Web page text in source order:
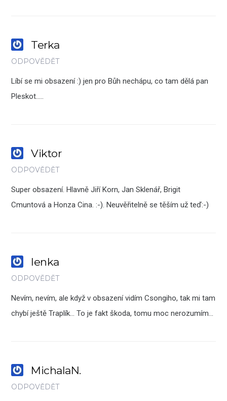
Terka
ODPOVĚDĚT
Líbí se mi obsazení :) jen pro Bůh nechápu, co tam dělá pan
Pleskot…..
Viktor
ODPOVĚDĚT
Super obsazení. Hlavně Jiří Korn, Jan Sklenář, Brigit
Cmuntová a Honza Cina. :-). Neuvěřitelně se těším už teď:-)
lenka
ODPOVĚDĚT
Nevím, nevím, ale když v obsazení vidím Csongiho, tak mi tam
chybí ještě Traplík… To je fakt škoda, tomu moc nerozumím…
MichalaN.
ODPOVĚDĚT